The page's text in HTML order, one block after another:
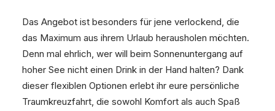
Das Angebot ist besonders für jene verlockend, die
das Maximum aus ihrem Urlaub herausholen möchten.
Denn mal ehrlich, wer will beim Sonnenuntergang auf
hoher See nicht einen Drink in der Hand halten? Dank
dieser flexiblen Optionen erlebt ihr eure persönliche
Traumkreuzfahrt, die sowohl Komfort als auch Spaß